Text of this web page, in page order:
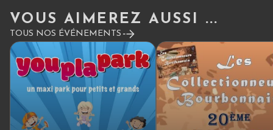
VOUS AIMEREZ AUSSI ...
TOUS NOS ÉVÉNEMENTS